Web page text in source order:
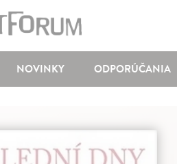
NOVINKY ODPORÚČANIA